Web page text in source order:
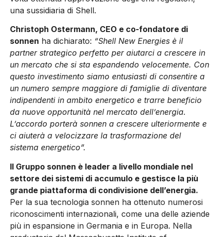
una sussidiaria di Shell.
Christoph Ostermann, CEO e co-fondatore di
sonnen ha dichiarato: “Shell New Energies è il
partner strategico perfetto per aiutarci a crescere in
un mercato che si sta espandendo velocemente. Con
questo investimento siamo entusiasti di consentire a
un numero sempre maggiore di famiglie di diventare
indipendenti in ambito energetico e trarre beneficio
da nuove opportunità nel mercato dell’energia.
L’accordo porterà sonnen a crescere ulteriormente e
ci aiuterà a velocizzare la trasformazione del
sistema energetico”.
Il Gruppo sonnen è leader a livello mondiale nel
settore dei sistemi di accumulo e gestisce la più
grande piattaforma di condivisione dell’energia.
Per la sua tecnologia sonnen ha ottenuto numerosi
riconoscimenti internazionali, come una delle aziende
più in espansione in Germania e in Europa. Nella